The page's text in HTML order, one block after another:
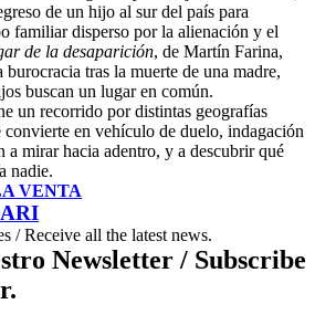
de un hijo al sur del país para
familiar disperso por la alienación y el
de la desaparición, de Martín Farina,
tras la muerte de una madre,
buscan un lugar en común.
un recorrido por distintas geografías
convierte en vehículo de duelo, indagación
mirar hacia adentro, y a descubrir qué
nadie.
VENTA
/ Receive all the latest news.
Newsletter / Subscribe